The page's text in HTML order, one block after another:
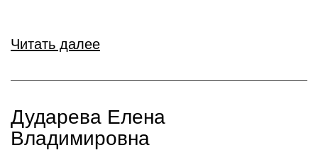
Читать далее
Дударева Елена
Владимировна